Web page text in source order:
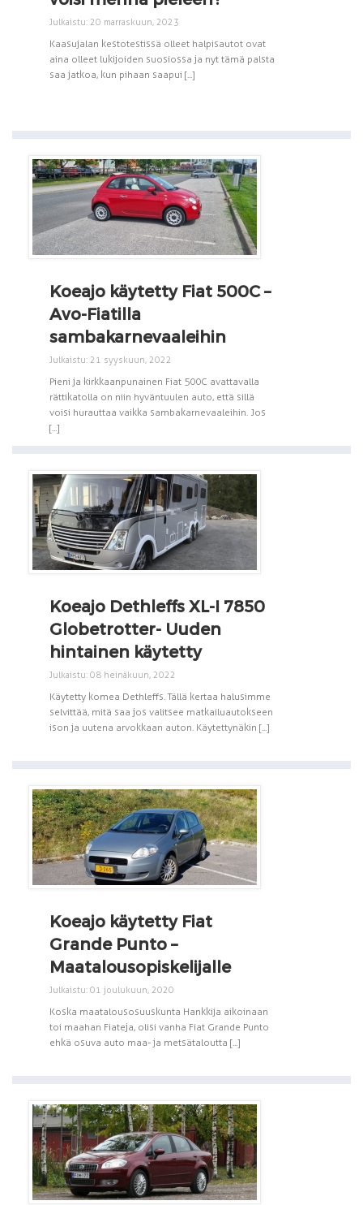
Julkaistu: 20 marraskuun, 2023
Kaasujalan kestotestissä olleet halpisautot ovat
aina olleet lukijoiden suosiossa ja nyt tämä palsta
saa jatkoa, kun pihaan saapui [...]
Koeajo käytetty Fiat 500C –
Avo-Fiatilla
sambakarnevaaleihin
Julkaistu: 21 syyskuun, 2022
Pieni ja kirkkaanpunainen Fiat 500C avattavalla
rättikatolla on niin hyväntuulen auto, että sillä
voisi hurauttaa vaikka sambakarnevaaleihin. Jos
[...]
Koeajo Dethleffs XL-I 7850
Globetrotter- Uuden
hintainen käytetty
Julkaistu: 08 heinäkuun, 2022
Käytetty komea Dethleffs. Tällä kertaa halusimme
selvittää, mitä saa jos valitsee matkailuautokseen
ison ja uutena arvokkaan auton. Käytettynäkin [...]
Koeajo käytetty Fiat
Grande Punto –
Maatalousopiskelijalle
Julkaistu: 01 joulukuun, 2020
Koska maatalousosuuskunta Hankkija aikoinaan
toi maahan Fiateja, olisi vanha Fiat Grande Punto
ehkä osuva auto maa- ja metsätaloutta [...]